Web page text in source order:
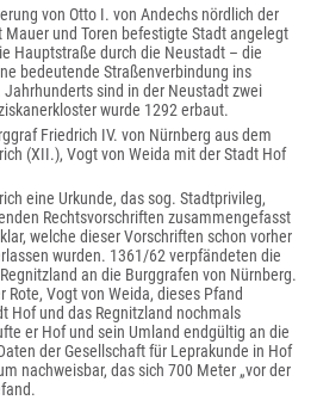
von Otto I. von Andechs nördlich der
und Toren befestigte Stadt angelegt
Hauptstraße durch die Neustadt – die
bedeutende Straßenverbindung ins
sind in der Neustadt zwei
wurde 1292 erbaut.
Friedrich IV. von Nürnberg aus dem
(XII.), Vogt von Weida mit der Stadt Hof
eine Urkunde, das sog. Stadtprivileg,
Rechtsvorschriften zusammengefasst
welche dieser Vorschriften schon vorher
wurden. 1361/62 verpfändeten die
an die Burggrafen von Nürnberg.
Rote, Vogt von Weida, dieses Pfand
Hof und das Regnitzland nochmals
er Hof und sein Umland endgültig an die
der Gesellschaft für Leprakunde in Hof
nachweisbar, das sich 700 Meter „vor der